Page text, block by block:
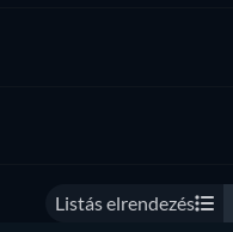
Listás elrendezés